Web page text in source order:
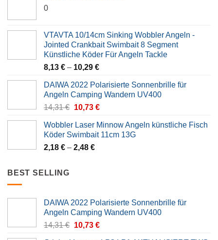
0
VTAVTA 10/14cm Sinking Wobbler Angeln -
Jointed Crankbait Swimbait 8 Segment
Künstliche Köder Für Angeln Tackle
8,13 € – 10,29 €
DAIWA 2022 Polarisierte Sonnenbrille für
Angeln Camping Wandern UV400
14,31€ Original
was:
14,31 €.
10,73 €Current
is:
10,73 €.
Wobbler Laser Minnow Angeln künstliche Fisch
Köder Swimbait 11cm 13G
2,18 € – 2,48 €
BEST SELLING
DAIWA 2022 Polarisierte Sonnenbrille für
Angeln Camping Wandern UV400
14,31€ Original
10,73 €Current